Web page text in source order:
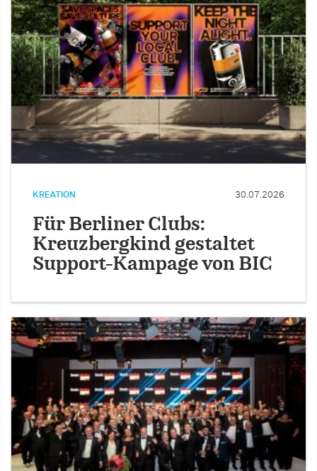
KREATION 30.07.2026
Für Berliner Clubs:
Kreuzbergkind gestaltet
Support-Kampage von BIC